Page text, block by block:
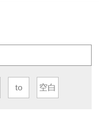
to 空白